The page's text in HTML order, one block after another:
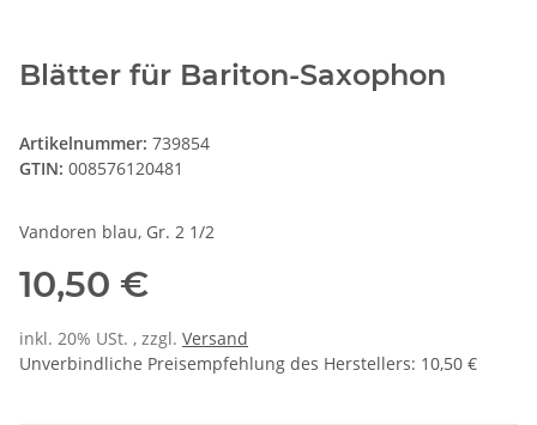
Blätter für Bariton-Saxophon
Artikelnummer: 739854
GTIN: 008576120481
Vandoren blau, Gr. 2 1/2
10,50 €
inkl. 20% USt. , zzgl. Versand
Unverbindliche Preisempfehlung des Herstellers: 10,50 €